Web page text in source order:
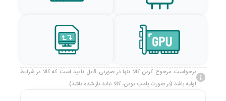
درخواست مرجوع کردن کالا تنها در صورتی قابل تایید است که کالا در شرایط
اولیه باشد (در صورت پلمپ بودن، کالا نباید باز شده باشد).